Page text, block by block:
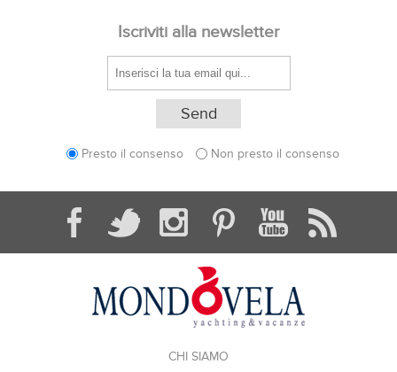
Iscriviti alla newsletter
Presto il consenso Non presto il consenso
CHI SIAMO